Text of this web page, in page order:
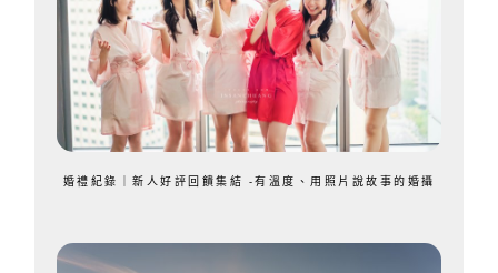
婚禮紀錄｜新人好評回饋集結 -有溫度、用照片說故事的婚攝